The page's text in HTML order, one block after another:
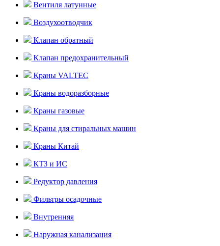
Вентиля латунные
Воздухоотводчик
Клапан обратный
Клапан предохранительный
Краны VALTEC
Краны водоразборные
Краны газовые
Краны для стиральных машин
Краны Китай
КТЗ и ИС
Редуктор давления
Фильтры осадочные
Внутренняя
Наружная канализация